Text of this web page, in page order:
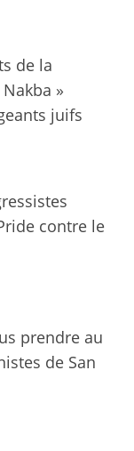
de la
»
juifs
contre le
prendre au
de San